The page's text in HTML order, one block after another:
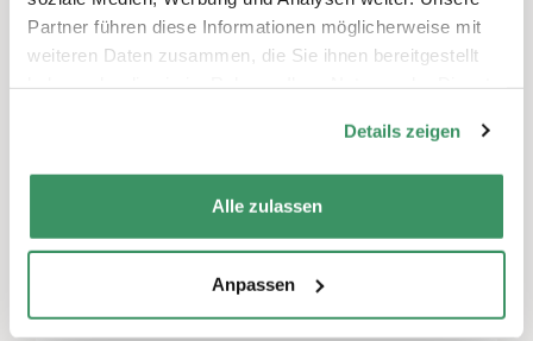
Partner führen diese Informationen möglicherweise mit
weiteren Daten zusammen, die Sie ihnen bereitgestellt
Details zeigen
Alle zulassen
Anpassen
Die Teilnahme ist kostenlos.
Bei «Wissen zum Zmittag» serviert eine
Fachperson in der Mittagspause nützliches
sorgen für Gehirnfutter und den
Verdauungskaffee.